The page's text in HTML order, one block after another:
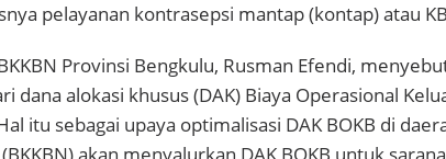
pelayanan kontrasepsi mantap (kontap) atau
Provinsi Bengkulu, Rusman Efendi,
dana alokasi khusus (DAK) Biaya Operasional
itu sebagai upaya optimalisasi DAK BOKB di